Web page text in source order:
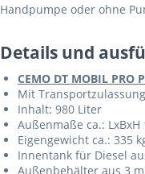
Handpumpe oder ohne
Details und
CEMO DT MOBIL
Mit
Inhalt: 980 Liter
Außenmaße ca.: LxBxH
Eigengewicht ca.: 335
Innentank für Diesel
Außenbehälter aus 3